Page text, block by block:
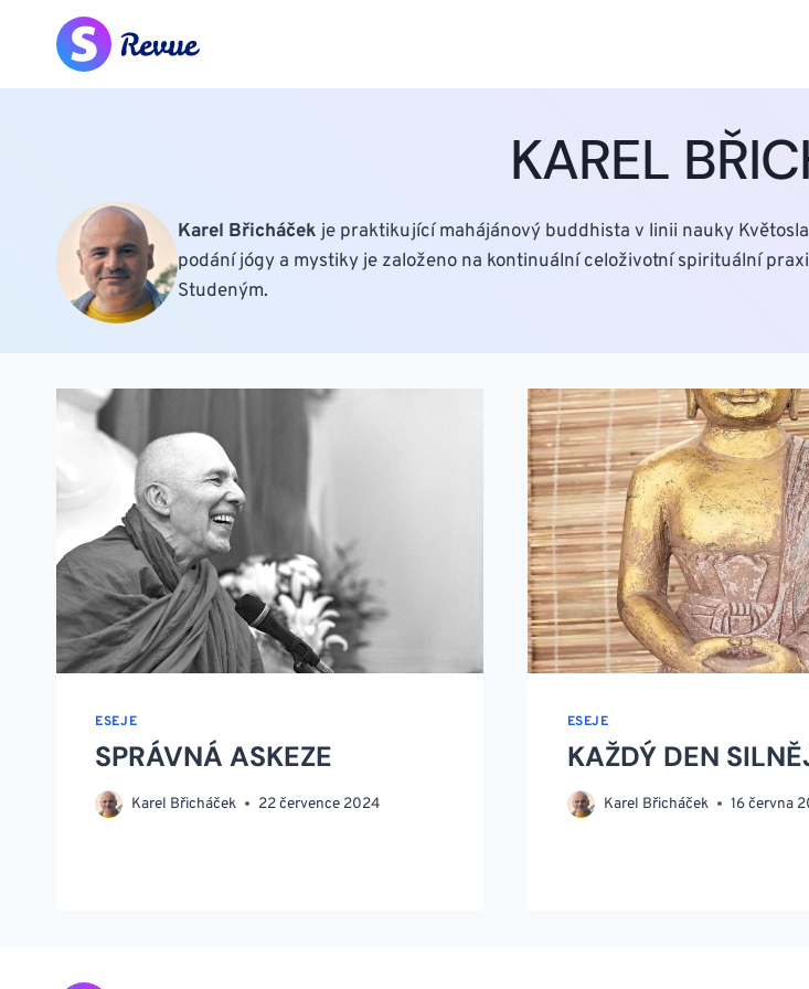
Přeskočit
KAREL
Karel Břicháček je praktikující mahájánový buddhista v linii nauky
podání jógy a mystiky je založeno na kontinuální celoživotní spirituální
Studeným.
ESEJE
SPRÁVNÁ ASKEZE
Karel Břicháček 22 července 2024
ESEJE
KAŽDÝ DEN
Karel Břicháček 16 června